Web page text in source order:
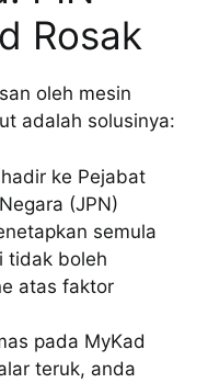
Rosak
oleh mesin
adalah solusinya:
ke Pejabat
(JPN)
semula
tidak boleh
atas faktor
pada MyKad
teruk, anda